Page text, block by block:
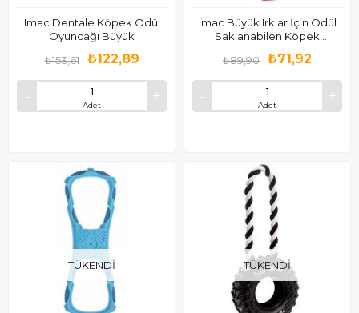
Imac Dentale Köpek Ödül
Oyuncağı Büyük
Adet
₺122,89
₺153,61
Imac Büyük Irklar İçin Ödül
Saklanabilen Köpek
Adet
₺71,92
₺89,90
TÜKENDI TÜKENDI